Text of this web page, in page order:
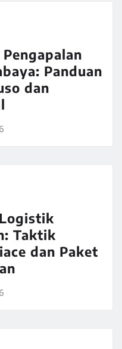
Panduan
dan
Taktik
dan Paket